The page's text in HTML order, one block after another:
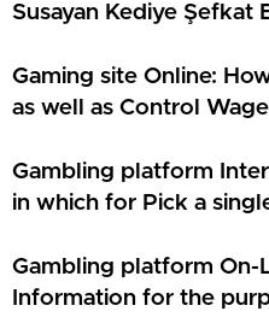
Susayan Kediye Şefkat
Gaming site Online:
as well as Control
Gambling platform
in which for Pick a
Gambling platform On-
Information for the